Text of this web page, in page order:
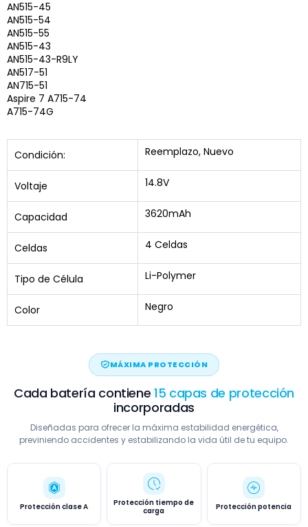
AN515-45
AN515-54
AN515-55
AN515-43
AN515-43-R9LY
AN517-51
AN715-51
Aspire 7 A715-74
A715-74G
Condición: Reemplazo, Nuevo
Voltaje 14.8V
Capacidad 3620mAh
Celdas 4 Celdas
Tipo de Célula Li-Polymer
Color Negro
MÁXIMA PROTECCIÓN
Cada batería contiene 15 capas de protección
incorporadas
Diseñadas para ofrecer la máxima estabilidad energética,
previniendo accidentes y estabilizando la vida útil de tu equipo.
Protección clase A
Protección tiempo de
carga
Protección potencia